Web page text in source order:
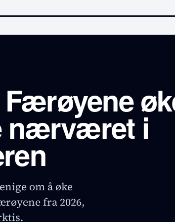
nærværet i
om å øke
fra 2026,